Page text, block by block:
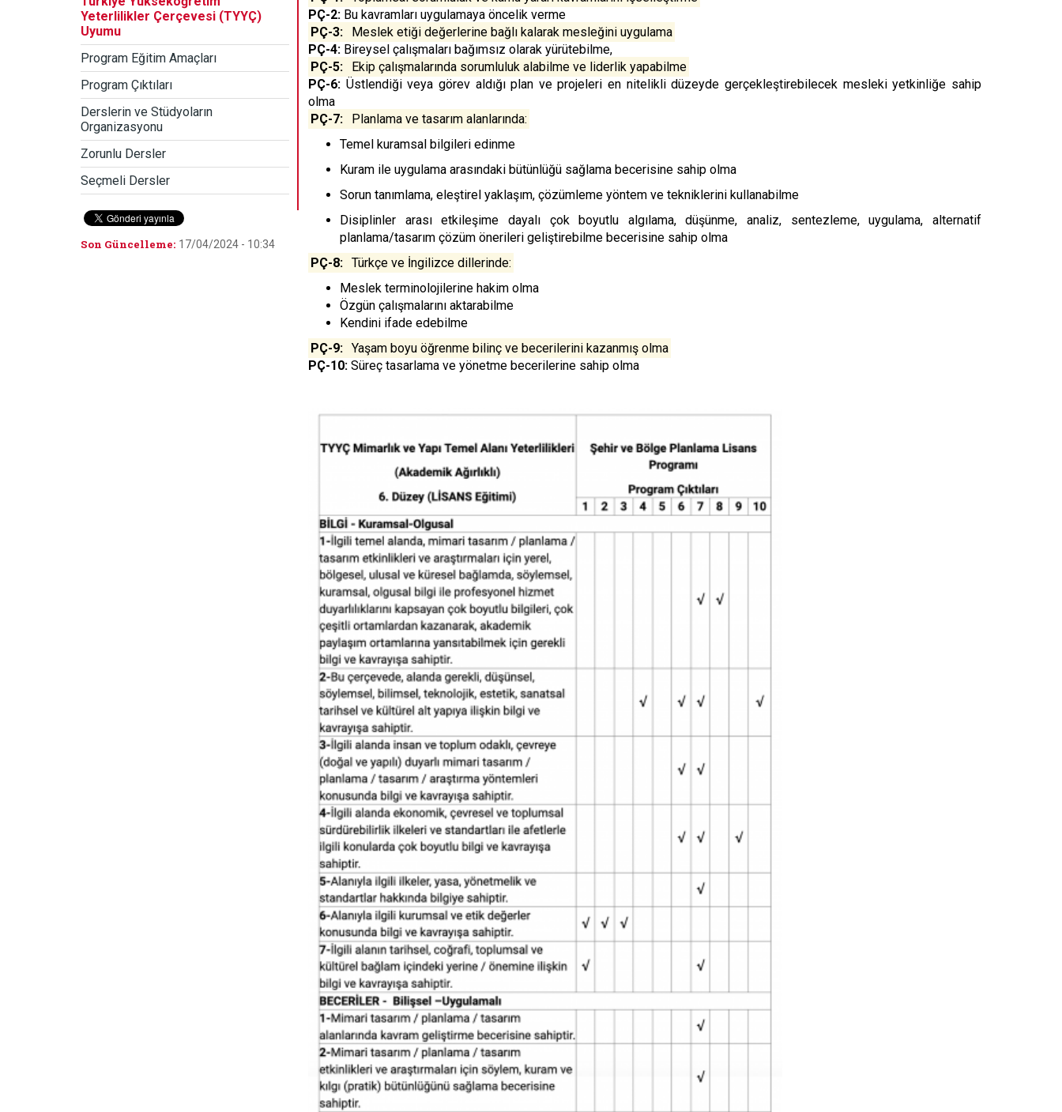
Yeterlilikler Çerçevesi (TYYÇ)
Uyumu
Program Eğitim Amaçları
Program Çıktıları
Derslerin ve Stüdyoların
Organizasyonu
Zorunlu Dersler
Seçmeli Dersler
Son Güncelleme: 17/04/2024 - 10:34
PÇ-2: Bu kavramları uygulamaya öncelik verme
PÇ-3:
Meslek etiği değerlerine bağlı kalarak mesleğini uygulama
PÇ-4: Bireysel çalışmaları bağımsız olarak yürütebilme,
PÇ-5:
Ekip çalışmalarında sorumluluk alabilme ve liderlik yapabilme
PÇ-6: Üstlendiği veya görev aldığı plan ve projeleri en nitelikli düzeyde gerçekleştirebilecek mesleki yetkinliğe sahip
olma
PÇ-7:
Planlama ve tasarım alanlarında:
Temel kuramsal bilgileri edinme
Kuram ile uygulama arasındaki bütünlüğü sağlama becerisine sahip olma
Sorun tanımlama, eleştirel yaklaşım, çözümleme yöntem ve tekniklerini kullanabilme
Disiplinler arası etkileşime dayalı çok boyutlu algılama, düşünme, analiz, sentezleme, uygulama, alternatif
planlama/tasarım çözüm önerileri geliştirebilme becerisine sahip olma
PÇ-8: Türkçe ve İngilizce dillerinde:
Meslek terminolojilerine hakim olma
Özgün çalışmalarını aktarabilme
Kendini ifade edebilme
PÇ-9: Yaşam boyu öğrenme bilinç ve becerilerini kazanmış olma
PÇ-10: Süreç tasarlama ve yönetme becerilerine sahip olma